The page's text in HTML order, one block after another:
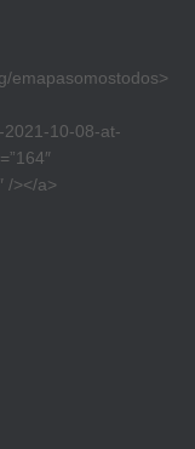
emapasomostodos>
10-08-at-
/></a>